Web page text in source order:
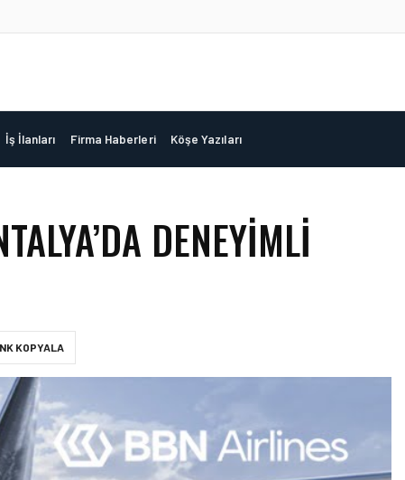
İş İlanları Firma Haberleri Köşe Yazıları
DENEYIMLI
KOPYALA